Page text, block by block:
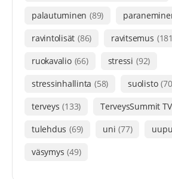
palautuminen (89)
ravintolisät (86) ravitsemus
ruokavalio (66) stressi (92)
stressinhallinta (58) suolisto
terveys (133) TerveysSummit TV
tulehdus (69) uni (77)
väsymys (49)